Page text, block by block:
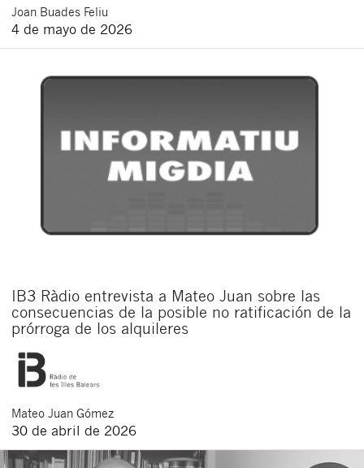
Joan Buades Feliu
4 de mayo de 2026
IB3 Ràdio entrevista a Mateo Juan sobre las
consecuencias de la posible no ratificación de la
prórroga de los alquileres
Mateo Juan Gómez
30 de abril de 2026